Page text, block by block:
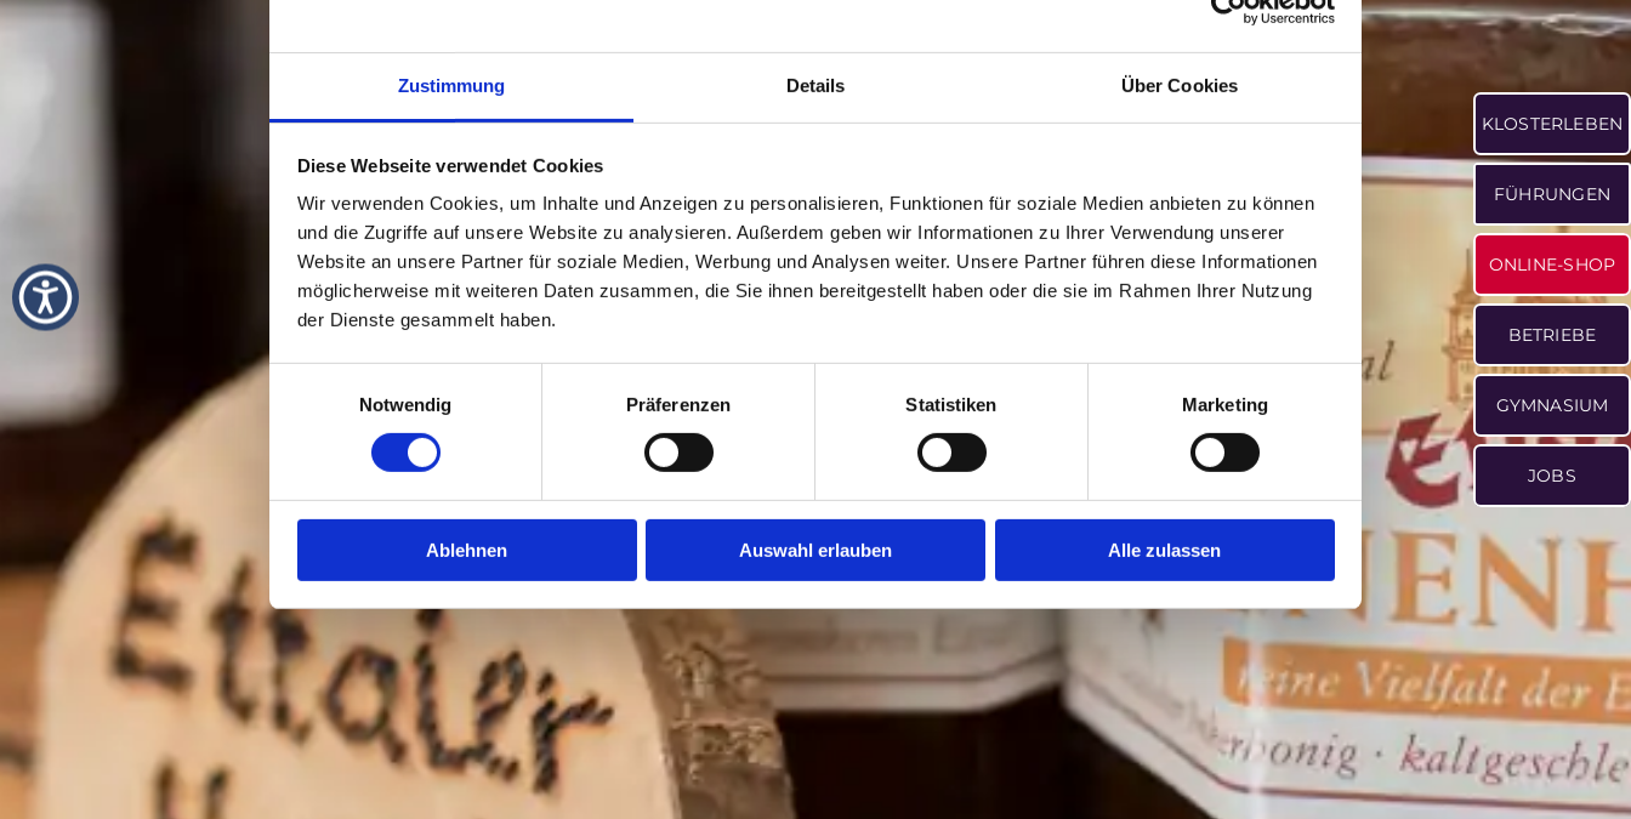
Zustimmung Details Über Cookies
Diese Webseite verwendet Cookies
Wir verwenden Cookies, um Inhalte und Anzeigen zu personalisieren, Funktionen für soziale Medien anbieten zu können
und die Zugriffe auf unsere Website zu analysieren. Außerdem geben wir Informationen zu Ihrer Verwendung unserer
Website an unsere Partner für soziale Medien, Werbung und Analysen weiter. Unsere Partner führen diese Informationen
möglicherweise mit weiteren Daten zusammen, die Sie ihnen bereitgestellt haben oder die sie im Rahmen Ihrer Nutzung
der Dienste gesammelt haben.
Notwendig
Präferenzen Statistiken Marketing
Ablehnen Auswahl erlauben Alle zulassen
KLOSTERLEBEN
FÜHRUNGEN
ONLINE-SHOP
BETRIEBE
GYMNASIUM
JOBS